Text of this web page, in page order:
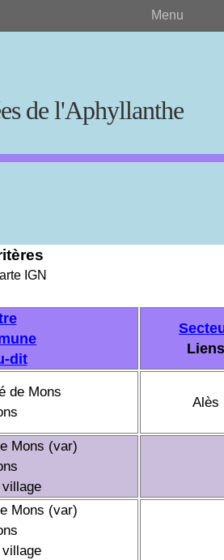
de l'Aphyllanthe
Menu
IGN
dit
Liens
de Mons
Alès
Mons (var)
Mons (var)